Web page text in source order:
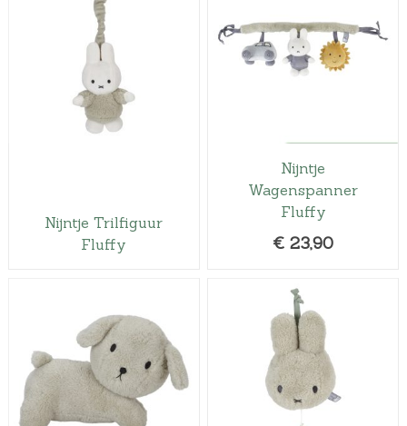
Nijntje Trilfiguur
Fluffy
Nijntje
Wagenspanner
Fluffy
€ 23,90